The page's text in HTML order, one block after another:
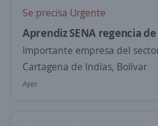
Se precisa Urgente
Aprendiz SENA regencia
Importante empresa del
Cartagena de Indias, Bolívar
Ayer